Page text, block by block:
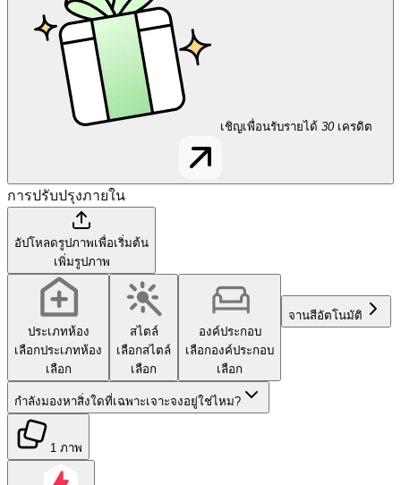
เชิญเพื่อนรับรายได้ 30 เครดิต
การปรับปรุงภายใน
อัปโหลดรูปภาพเพื่อเริ่มต้น
เพิ่มรูปภาพ
ประเภทห้อง
เลือกประเภทห้อง
เลือก
สไตล์
เลือกสไตล์
เลือก
องค์ประกอบ
เลือกองค์ประกอบ
เลือก
จานสีอัตโนมัติ
กำลังมองหาสิ่งใดที่เฉพาะเจาะจงอยู่ใช่ไหม?
1 ภาพ